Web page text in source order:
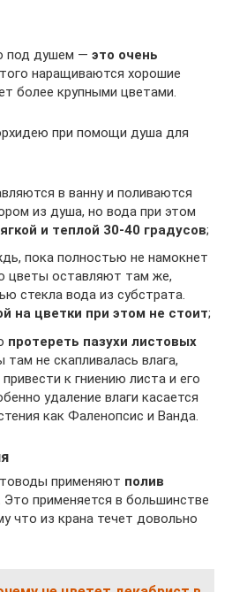
под душем — это очень
наращиваются хорошие
более крупными цветами.
при помощи душа для
в ванну и поливаются
из душа, но вода при этом
и теплой 30-40 градусов;
пока полностью не намокнет
цветы оставляют там же,
стекла вода из субстрата.
на цветки при этом не стоит;
протереть пазухи листовых
там не скапливалась влага,
к гниению листа и его
удаление влаги касается
как Фаленопсис и Ванда.
применяют полив
Это применяется в большинстве
что из крана течет довольно